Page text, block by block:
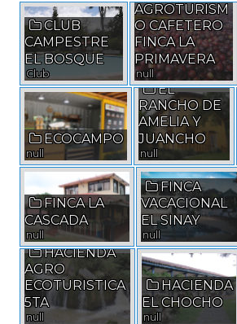
CLUB
CAMPESTRE
EL BOSQUE
Club
AGROTURISM
O CAFETERO
FINCA LA
PRIMAVERA
null
ECOCAMPO
null
EL
RANCHO DE
AMELIA Y
JUANCHO
null
FINCA LA
CASCADA
null
FINCA
VACACIONAL
EL SINAY
null
HACIENDA
AGRO
ECOTURISTICA
5TA
null
HACIENDA
EL CHOCHO
null